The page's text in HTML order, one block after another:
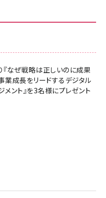
『なぜ戦略は正しいのに成果
業成長をリードするデジタル
メント』を3名様にプレゼント